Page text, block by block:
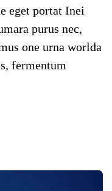
eget portat Inei
purus nec,
one urna worlda
fermentum